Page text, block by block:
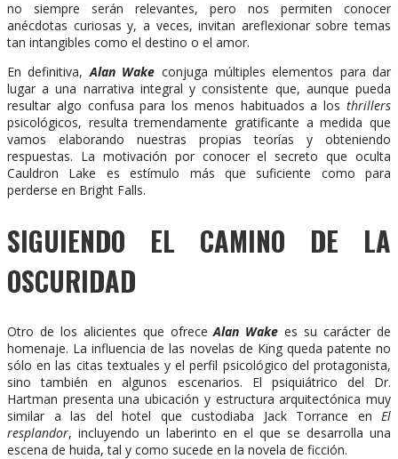
no siempre serán relevantes, pero nos permiten conocer
anécdotas curiosas y, a veces, invitan areflexionar sobre temas
tan intangibles como el destino o el amor.
En definitiva,Alan Wake conjuga múltiples elementos para dar
lugar a una narrativa integral y consistente que, aunque pueda
resultar algo confusa para los menos habituados a los thrillers
psicológicos, resulta tremendamente gratificante a medida que
vamos elaborando nuestras propias teorías y obteniendo
respuestas. La motivación por conocer el secreto que oculta
Cauldron Lake es estímulo más que suficiente como para
perderse en Bright Falls.
SIGUIENDO EL CAMINO DE LA
OSCURIDAD
Otro de los alicientes que ofreceAlan Wake es su carácter de
homenaje. La influencia de las novelas de King queda patente no
sólo en las citas textuales y el perfil psicológico del protagonista,
sino también en algunos escenarios. El psiquiátrico del Dr.
Hartman presenta una ubicación y estructura arquitectónica muy
similar a las del hotel que custodiaba Jack Torrance en El
resplandor, incluyendo un laberinto en el que se desarrolla una
escena de huida, tal y como sucede en la novela de ficción.